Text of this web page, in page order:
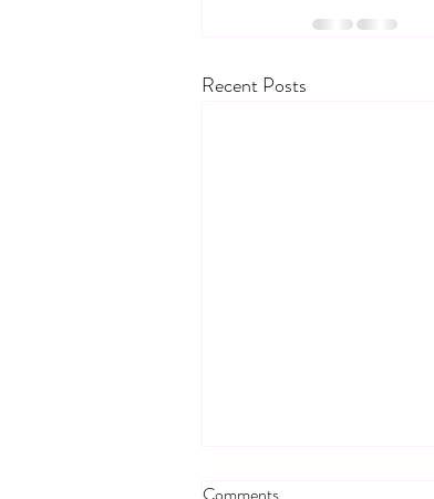
Recent Posts
Kui otsustad mitte selgitada